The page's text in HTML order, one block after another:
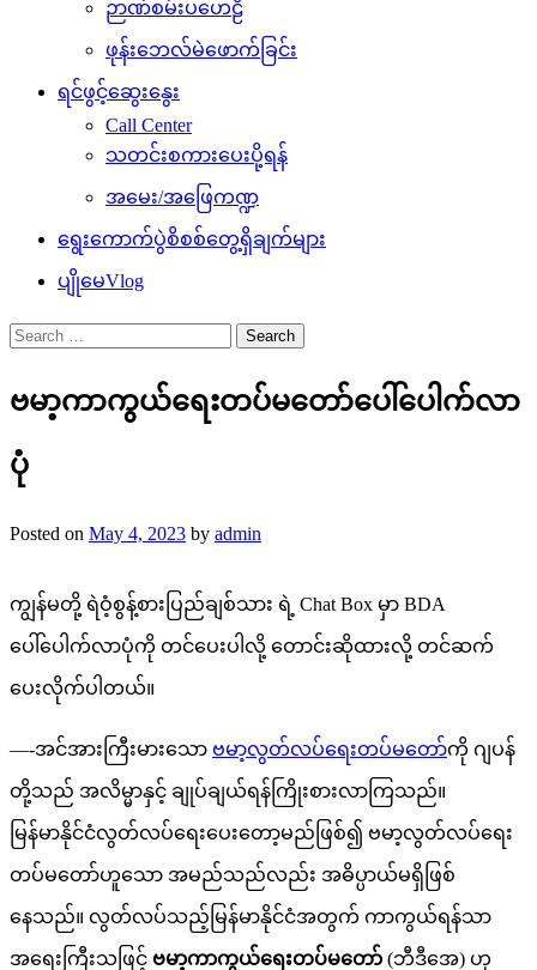
ဉာဏ်စမ်းပဟေဠိ
ဖုန်းဘေလ်မဲဖောက်ခြင်း
ရင်ဖွင့်ဆွေးနွေး
Call Center
သတင်းစကားပေးပို့ရန်
အမေး/အဖြေကဏ္ဍ
ရွေးကောက်ပွဲစိစစ်တွေ့ရှိချက်များ
ပျိုမေVlog
Search
for:
ဗမာ့ကာကွယ်ရေးတပ်မတော်ပေါ်ပေါက်လာ
ပုံ
Posted on May 4, 2023 by admin
ကျွန်မတို့ ရဲဝံ့စွန့်စားပြည်ချစ်သား ရဲ့ Chat Box မှာ BDA
ပေါ်ပေါက်လာပုံကို တင်ပေးပါလို့ တောင်းဆိုထားလို့ တင်ဆက်
ပေးလိုက်ပါတယ်။
—-အင်အားကြီးမားသော ဗမာ့လွတ်လပ်ရေးတပ်မတော်ကို ဂျပန်
တို့သည် အလိမ္မာနှင့် ချုပ်ချယ်ရန်ကြိုးစားလာကြသည်။
မြန်မာနိုင်ငံလွတ်လပ်ရေးပေးတော့မည်ဖြစ်၍ ဗမာ့လွတ်လပ်ရေး
တပ်မတော်ဟူသော အမည်သည်လည်း အဓိပ္ပာယ်မရှိဖြစ်
နေသည်။ လွတ်လပ်သည့်မြန်မာနိုင်ငံအတွက် ကာကွယ်ရန်သာ
အရေးကြီးသဖြင့် ဗမာ့ကာကွယ်ရေးတပ်မတော် (ဘီဒီအေ) ဟု